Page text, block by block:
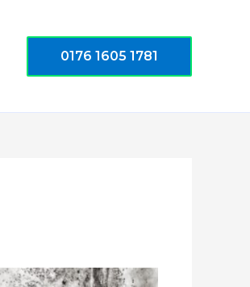
0176 1605 1781